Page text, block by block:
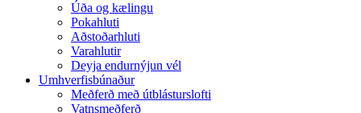
Úða og kælingu
Pokahluti
Aðstoðarhluti
Varahlutir
Deyja endurnýjun vél
Umhverfisbúnaður
Meðferð með útblásturslofti
Vatnsmeðferð